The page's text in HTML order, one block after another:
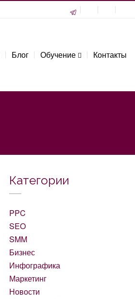
Блог Обучение Контакты
Категории
PPC
SEO
SMM
Бизнес
Инфографика
Маркетинг
Новости